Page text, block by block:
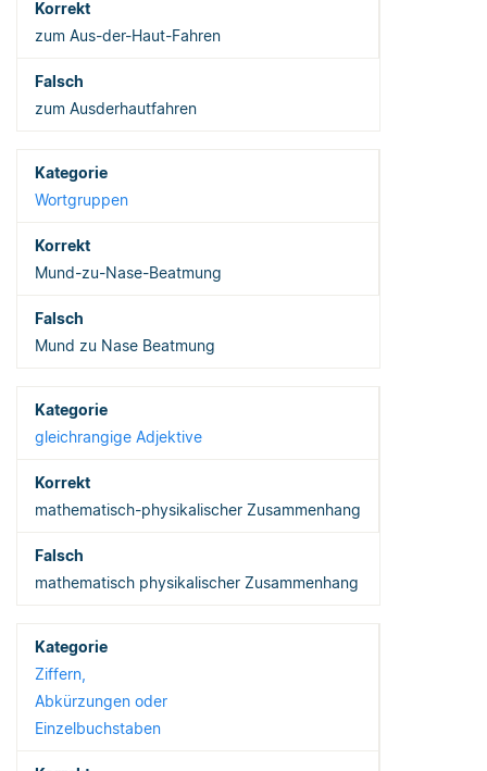
zum Aus-der-Haut-Fahren
zum Ausderhautfahren
Wortgruppen
Mund-zu-Nase-Beatmung
Mund zu Nase Beatmung
gleichrangige Adjektive
mathematisch-physikalischer Zusammenhang
mathematisch physikalischer Zusammenhang
Ziffern,
Abkürzungen oder
Einzelbuchstaben